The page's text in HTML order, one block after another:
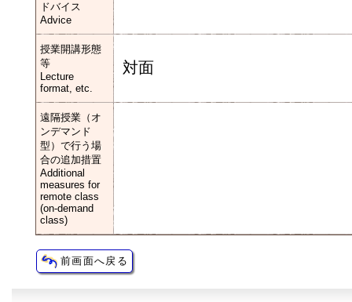
ドバイス
Advice
授業開講形態
等
Lecture
format, etc.
対面
遠隔授業（オ
ンデマンド
型）で行う場
合の追加措置
Additional
measures for
remote class
(on-demand
class)